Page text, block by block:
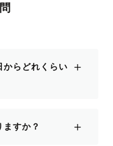
からどれくらい
＋
すか？ ＋